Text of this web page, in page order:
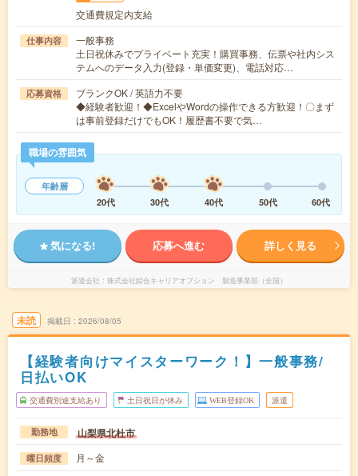
交通費規定内支給
仕事内容
一般事務
土日祝休みでプライベート充実！購買事務、伝票や社内シス
テムへのデータ入力(登録・単価変更)、電話対応…
応募資格
ブランクOK / 英語力不要
◆経験者歓迎！◆ExcelやWordの操作できる方歓迎！〇まず
は事前登録だけでもOK！履歴書不要で気…
職場の雰囲気
年齢層
20代
30代 40代 50代 60代
気になる! 応募へ進む 詳しく見る
派遣会社 株式会社綜合キャリアオプション 製造事業部（全国）
未読 掲載日 2026/08/05
【経験者向けマイスターワーク！】一般事務/
日払いOK
交通費別途支給あり 土日祝日が休み WEB登録OK 派遣
勤務地 山梨県北杜市
曜日頻度 月～金